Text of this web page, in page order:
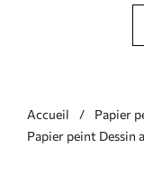
Accueil Papier
Papier peint Dessin